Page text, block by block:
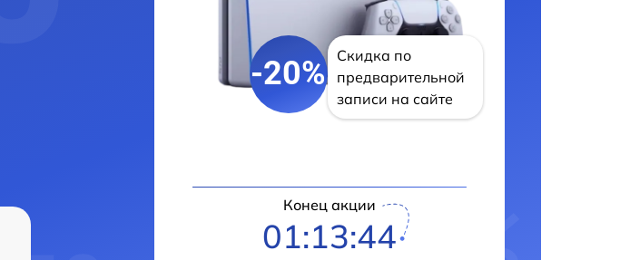
-20%
Скидка по
предварительной
записи на сайте
Конец акции
01:13:43